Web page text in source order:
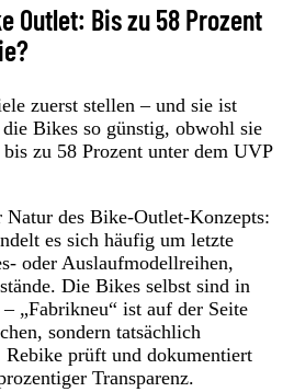
Outlet: Bis zu 58 Prozent
zuerst stellen – und sie ist
Bikes so günstig, obwohl sie
zu 58 Prozent unter dem UVP
des Bike-Outlet-Konzepts:
es sich häufig um letzte
oder Auslaufmodellreihen,
Die Bikes selbst sind in
„Fabrikneu“ ist auf der Seite
sondern tatsächlich
Rebike prüft und dokumentiert
Transparenz.